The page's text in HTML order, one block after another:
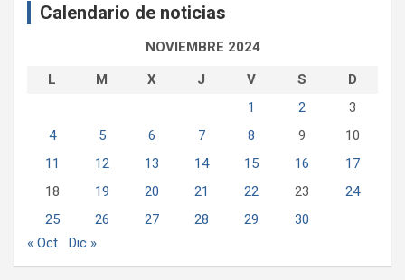
Calendario de noticias
NOVIEMBRE 2024
L
M X J V S
D
1
2
3
4
5 6 7 8 9
10
11
12 13 14 15 16
17
18
19 20 21 22 23
24
25
26 27 28 29
30
« Oct
Dic »